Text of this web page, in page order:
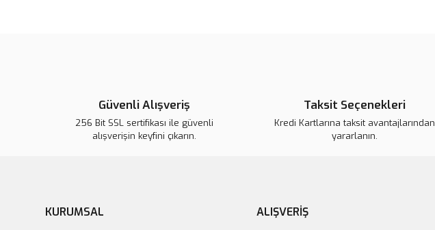
Güvenli Alışveriş
256 Bit SSL sertifikası ile güvenli
alışverişin keyfini çıkarın.
Taksit Seçenekleri
Kredi Kartlarına taksit avantajlarından
yararlanın.
KURUMSAL ALIŞVERİŞ